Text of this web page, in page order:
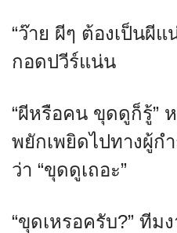
“ว๊าย ผีๆ ต้องเป็นผีแ
กอดปวีร์แน่น
“ผีหรือคน ขุดดูก็รู้”
พยักเพยิดไปทางผู้ก
ว่า “ขุดดูเถอะ”
“ขุดเหรอครับ?” ทีม